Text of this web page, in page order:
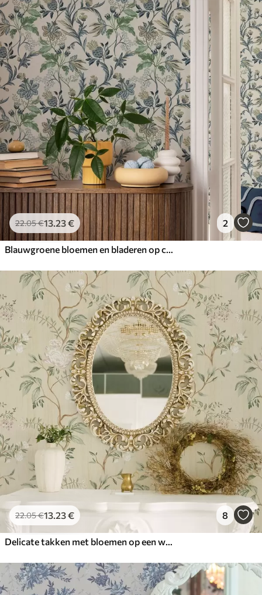
22.05€13.23€ 2
Blauwgroene bloemen en bladeren op crèmekleurige achtergrond
22.05€13.23€ 8
Delicate takken met bloemen op een warme crèmekleurige achtergrond